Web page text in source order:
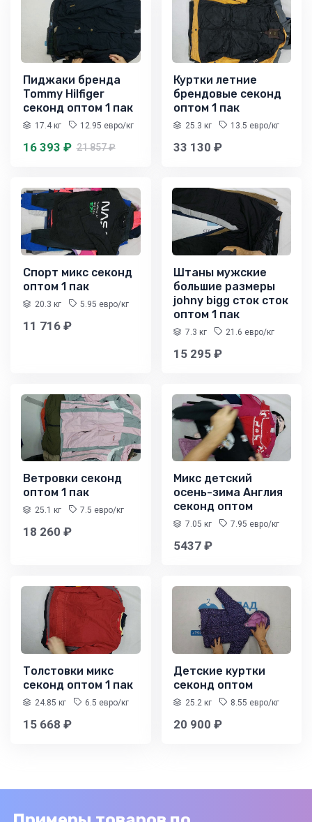
Пиджаки бренда
Tommy Hilfiger
секонд оптом 1 пак
17.4 кг 12.95 евро/кг
16 393 ₽ 21 857 ₽
Куртки летние
брендовые секонд
оптом 1 пак
25.3 кг 13.5 евро/кг
33 130 ₽
Спорт микс секонд
оптом 1 пак
20.3 кг 5.95 евро/кг
11 716 ₽
Штаны мужские
большие размеры
johny bigg сток сток
оптом 1 пак
7.3 кг 21.6 евро/кг
15 295 ₽
Ветровки секонд
оптом 1 пак
25.1 кг 7.5 евро/кг
18 260 ₽
Микс детский
осень-зима Англия
секонд оптом
7.05 кг 7.95 евро/кг
5437 ₽
Толстовки микс
секонд оптом 1 пак
24.85 кг 6.5 евро/кг
15 668 ₽
Детские куртки
секонд оптом
25.2 кг 8.55 евро/кг
20 900 ₽